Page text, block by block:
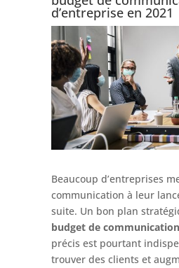
d’entreprise en 2021
Beaucoup d’entreprises
communication à leur
suite. Un bon plan
budget de
précis est pourtant
trouver des clients et